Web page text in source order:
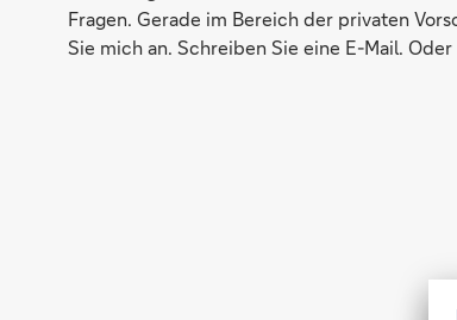
Fragen. Gerade im Bereich der privaten
Sie mich an. Schreiben Sie eine E-Mail.